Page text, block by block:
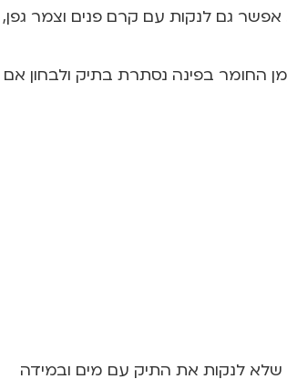
אפשר גם לנקות עם קרם פנים וצמר גפן,
החומר בפינה נסתרת בתיק ולבחון אם
שלא לנקות את התיק עם מים ובמידה